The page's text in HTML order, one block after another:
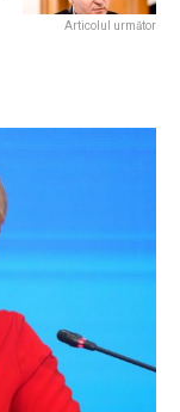
Articolul următor